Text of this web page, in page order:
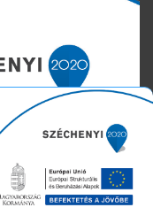
Ezeket a fájlokat az
nem
szükségesek.